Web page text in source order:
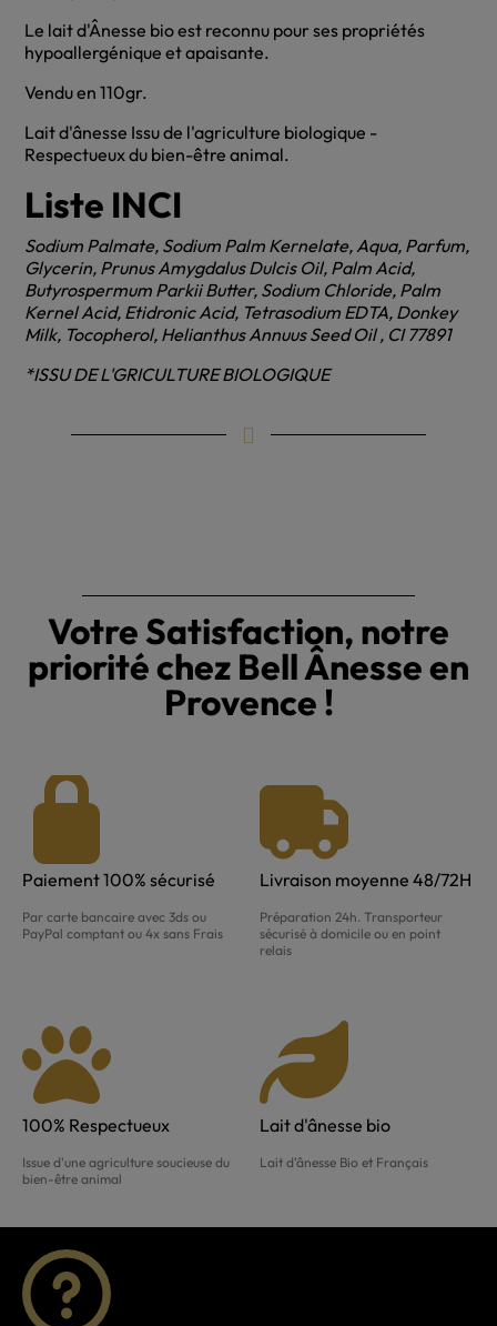
Le lait d'Ânesse bio est reconnu pour ses propriétés
hypoallergénique et apaisante.
Vendu en 110gr.
Lait d'ânesse Issu de l'agriculture biologique -
Respectueux du bien-être animal.
Liste INCI
Sodium Palmate, Sodium Palm Kernelate, Aqua, Parfum,
Glycerin, Prunus Amygdalus Dulcis Oil, Palm Acid,
Butyrospermum Parkii Butter, Sodium Chloride, Palm
Kernel Acid, Etidronic Acid, Tetrasodium EDTA, Donkey
Milk, Tocopherol, Helianthus Annuus Seed Oil , CI 77891
*ISSU DE L'GRICULTURE BIOLOGIQUE
Votre Satisfaction, notre
priorité chez Bell Ânesse en
Provence !
Paiement 100% sécurisé
Par carte bancaire avec 3ds ou
PayPal comptant ou 4x sans Frais
Livraison moyenne 48/72H
Préparation 24h. Transporteur
sécurisé à domicile ou en point
relais
100% Respectueux
Issue d'une agriculture soucieuse du
bien-être animal
Lait d'ânesse bio
Lait d'ânesse Bio et Français